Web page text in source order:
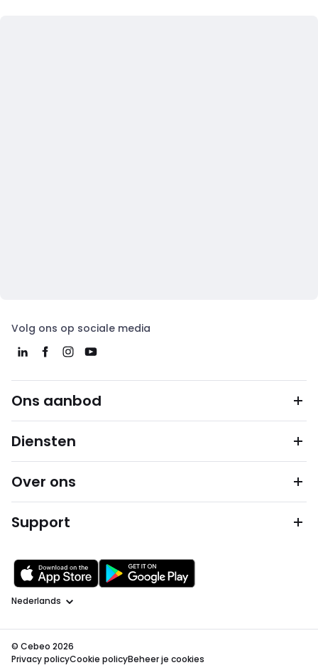
Volg ons op sociale media
Ons aanbod
Diensten
Over ons
Support
Taal
© Cebeo 2026
Privacy policyCookie policyBeheer je cookies